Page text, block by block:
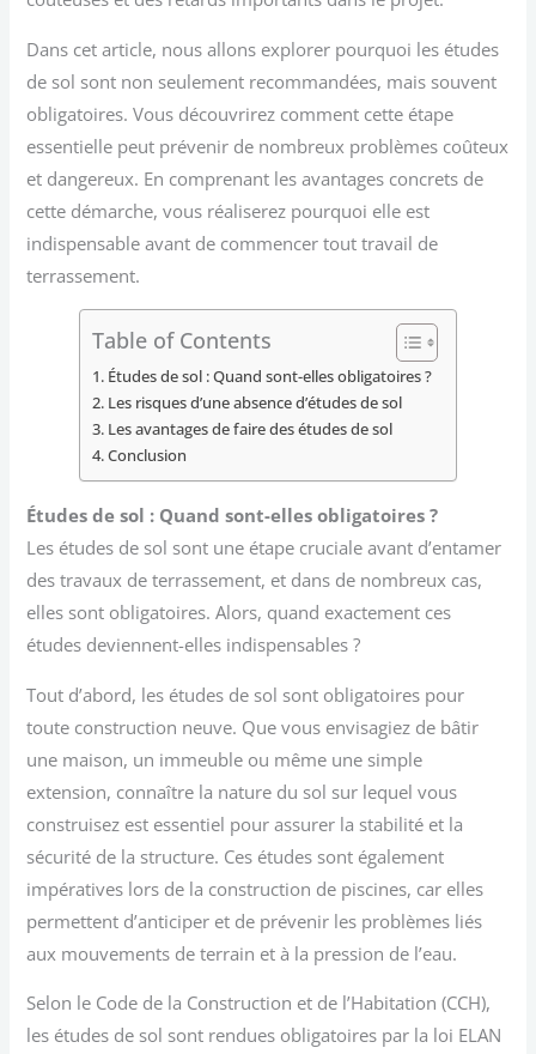
Dans cet article, nous allons explorer pourquoi les études
de sol sont non seulement recommandées, mais souvent
obligatoires. Vous découvrirez comment cette étape
essentielle peut prévenir de nombreux problèmes coûteux
et dangereux. En comprenant les avantages concrets de
cette démarche, vous réaliserez pourquoi elle est
indispensable avant de commencer tout travail de
terrassement.
Table of Contents
Études de sol : Quand sont-elles obligatoires ?
Les risques d’une absence d’études de sol
Les avantages de faire des études de sol
Conclusion
Études de sol : Quand sont-elles obligatoires ?
Les études de sol sont une étape cruciale avant d’entamer
des travaux de terrassement, et dans de nombreux cas,
elles sont obligatoires. Alors, quand exactement ces
études deviennent-elles indispensables ?
Tout d’abord, les études de sol sont obligatoires pour
toute construction neuve. Que vous envisagiez de bâtir
une maison, un immeuble ou même une simple
extension, connaître la nature du sol sur lequel vous
construisez est essentiel pour assurer la stabilité et la
sécurité de la structure. Ces études sont également
impératives lors de la construction de piscines, car elles
permettent d’anticiper et de prévenir les problèmes liés
aux mouvements de terrain et à la pression de l’eau.
Selon le Code de la Construction et de l’Habitation (CCH),
les études de sol sont rendues obligatoires par la loi ELAN